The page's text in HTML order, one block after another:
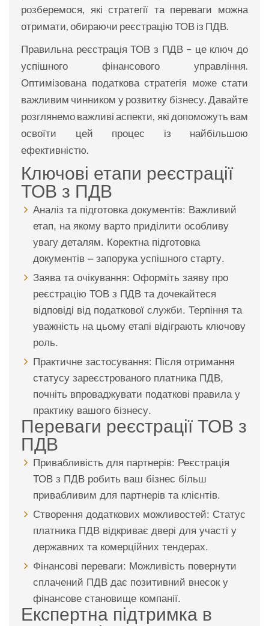
розберемося, які стратегії та переваги можна
отримати, обираючи реєстрацію ТОВ із ПДВ.
Правильна реєстрація ТОВ з ПДВ – це ключ до
успішного фінансового управління.
Оптимізована податкова стратегія може стати
важливим чинником у розвитку бізнесу. Давайте
розглянемо важливі аспекти, які допоможуть вам
освоїти цей процес із найбільшою
ефективністю.
Ключові етапи реєстрації
ТОВ з ПДВ
Аналіз та підготовка документів: Важливий
етап, на якому варто приділити особливу
увагу деталям. Коректна підготовка
документів – запорука успішного старту.
Заява та очікування: Оформіть заяву про
реєстрацію ТОВ з ПДВ та дочекайтеся
відповіді від податкової служби. Терпіння та
уважність на цьому етапі відіграють ключову
роль.
Практичне застосування: Після отримання
статусу зареєстрованого платника ПДВ,
почніть впроваджувати податкові правила у
практику вашого бізнесу.
Переваги реєстрації ТОВ з
ПДВ
Привабливість для партнерів: Реєстрація
ТОВ з ПДВ робить ваш бізнес більш
привабливим для партнерів та клієнтів.
Створення додаткових можливостей: Статус
платника ПДВ відкриває двері для участі у
державних та комерційних тендерах.
Фінансові переваги: Можливість повернути
сплачений ПДВ дає позитивний внесок у
фінансове становище компанії.
Експертна підтримка в